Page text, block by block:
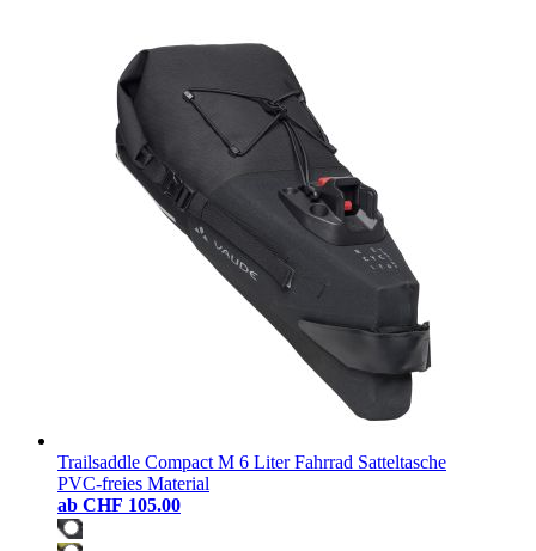
Trailsaddle Compact M 6 Liter Fahrrad Satteltasche
PVC-freies Material
ab CHF 105.00